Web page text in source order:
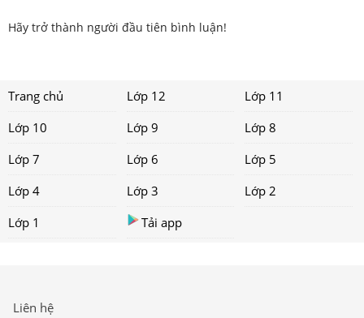
Hãy trở thành người đầu tiên bình luận!
Trang chủ Lớp 12
Lớp 11
Lớp 10
Lớp 9
Lớp 8
Lớp 7
Lớp 6
Lớp 5
Lớp 4
Lớp 3
Lớp 2
Lớp 1
Tải app
Liên hệ